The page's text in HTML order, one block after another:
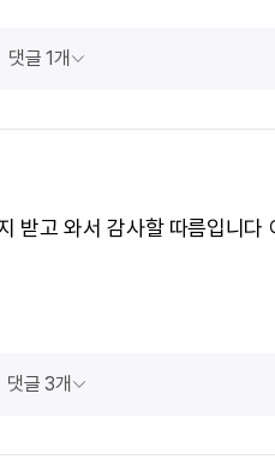
댓글 1개
받고 와서 감사할 따름입니다
댓글 3개